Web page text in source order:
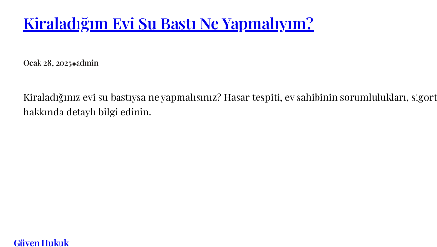
Kiraladığım Evi Su Bastı Ne Yapmalıyım?
Ocak 28, 2025•admin
Kiraladığınız evi su bastıysa ne yapmalısınız? Hasar tespiti, ev sahibinin sorumlulukları,
hakkında detaylı bilgi edinin.
Güven Hukuk